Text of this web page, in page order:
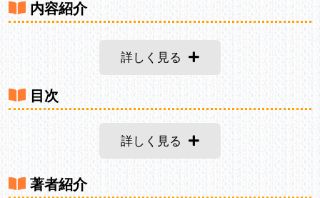
内容紹介
詳しく見る
目次
詳しく見る
著者紹介